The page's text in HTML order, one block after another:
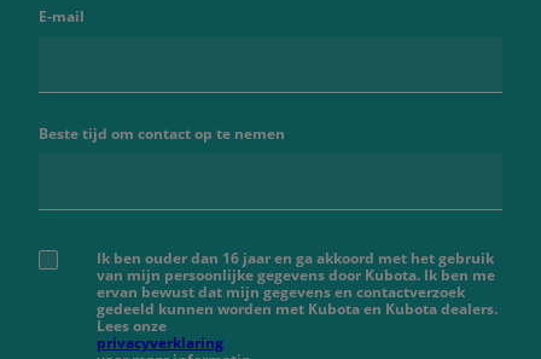
E-mail
Beste tijd om contact op te nemen
Ik ben ouder dan 16 jaar en ga akkoord met het gebruik
van mijn persoonlijke gegevens door Kubota. Ik ben me
ervan bewust dat mijn gegevens en contactverzoek
gedeeld kunnen worden met Kubota en Kubota dealers.
Lees onze
privacyverklaring